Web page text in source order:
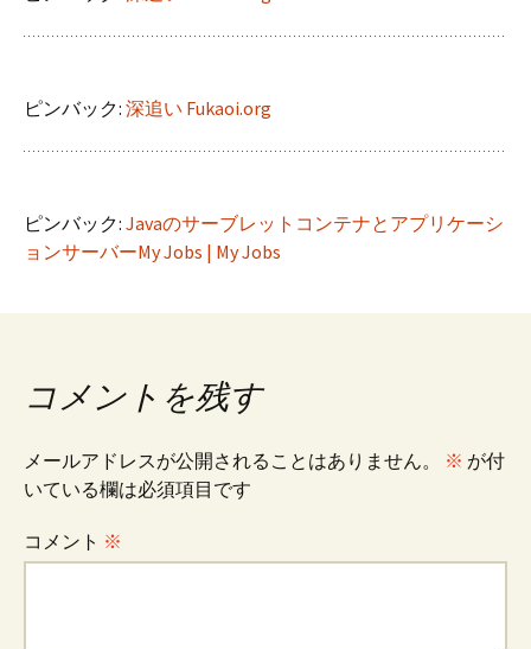
ピンバック: 深追い Fukaoi.org
ピンバック: Javaのサーブレットコンテナとアプリケーシ
ョンサーバーMy Jobs | My Jobs
コメントを残す
メールアドレスが公開されることはありません。 ※ が付
いている欄は必須項目です
コメント ※